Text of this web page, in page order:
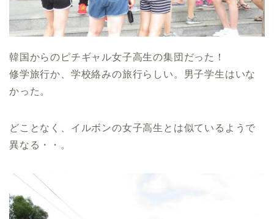
韓国からのピチギャル女子高生の集団だった！
修学旅行か、学校絡みの旅行らしい。男子学生はいな
かった。
どことなく、イルボンの女子高生とは似ているようで
異なる・・。